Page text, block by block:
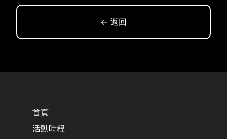
← 返回
首頁
活動時程